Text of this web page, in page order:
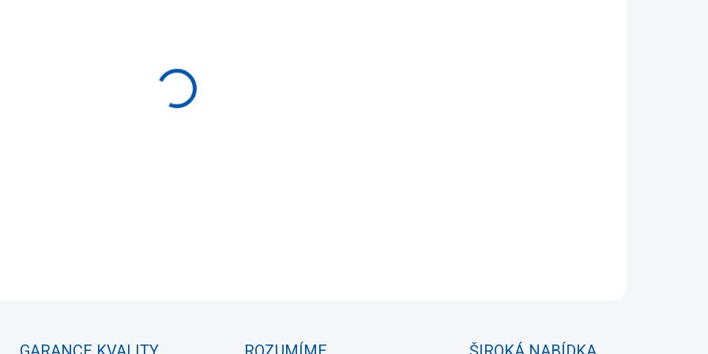
Ledvinky Dual line pro BMW F45/F46